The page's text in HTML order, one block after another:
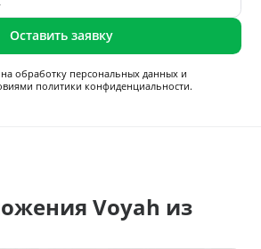
Оставить заявку
обработку персональных данныхи
политики конфиденциальности.
Voyah из